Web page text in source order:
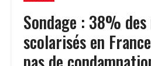
Sondage : 38%
scolarisés en